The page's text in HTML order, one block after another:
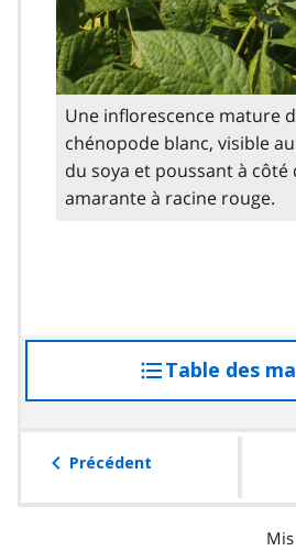
Une inflorescence mature
chénopode blanc, visible
du soya et poussant à côté
amarante à racine rouge.
Table des
Précédent